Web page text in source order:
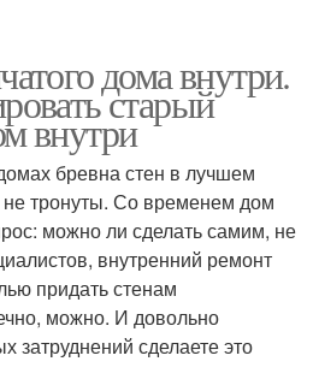
дома внутри.
старый
внутри
бревна стен в лучшем
не тронуты. Со временем дом
можно ли сделать самим, не
внутренний ремонт
придать стенам
можно. И довольно
затруднений сделаете это